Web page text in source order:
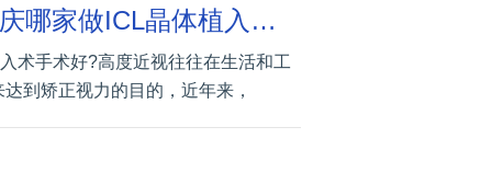
重庆ICL晶体植入术手术大概多少钱?重庆哪家做ICL晶体植入术手术好?
术手术好?高度近视往往在生活和工
到矫正视力的目的，近年来，